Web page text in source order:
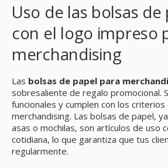
Uso de las bolsas
con el logo impreso
merchandising
Las bolsas de papel para
sobresaliente de regalo promocional.
funcionales y cumplen con los criterios
merchandising. Las bolsas de papel,
asas o mochilas, son artículos de uso
cotidiana, lo que garantiza que tus
regularmente.